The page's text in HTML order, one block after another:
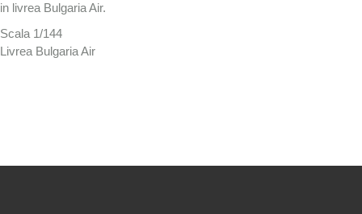
in livrea Bulgaria Air.
Scala 1/144
Livrea Bulgaria Air